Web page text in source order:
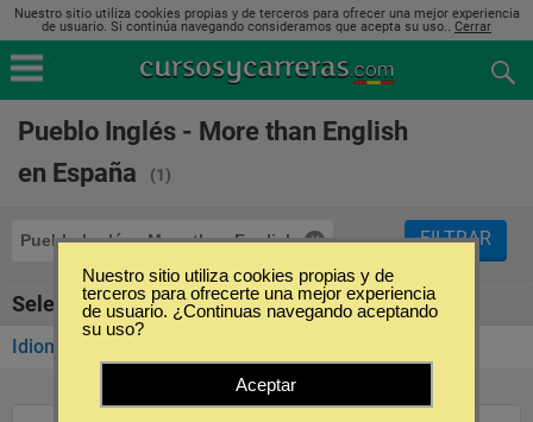
Nuestro sitio utiliza cookies propias y de terceros para ofrecer una mejor experiencia
de usuario. Si continúa navegando consideramos que acepta su uso.. Cerrar
Pueblo Inglés - More than English
en España
(1)
Pueblo Inglés - More than English FILTRAR
Seleccione la categoría
Idiomas
Nuestro sitio utiliza cookies propias y de
terceros para ofrecerte una mejor experiencia
de usuario. ¿Continuas navegando aceptando
su uso?
Aceptar